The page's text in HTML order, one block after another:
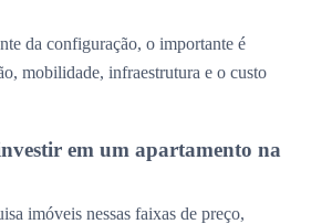
da configuração, o importante é
mobilidade, infraestrutura e o custo
em um apartamento na
imóveis nessas faixas de preço,